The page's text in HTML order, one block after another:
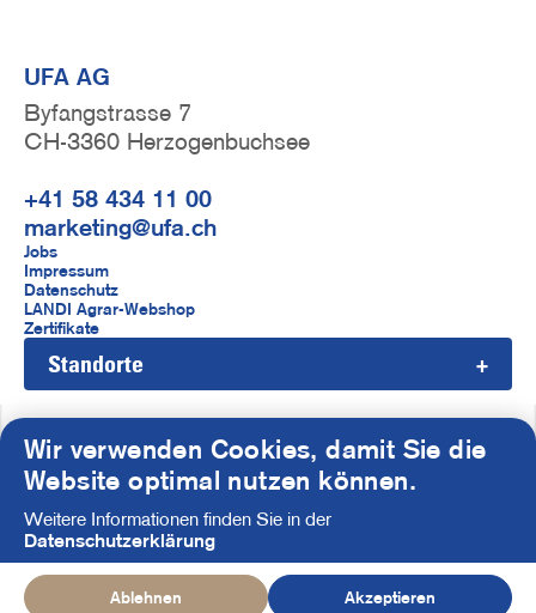
UFA AG
Byfangstrasse 7
CH-3360 Herzogenbuchsee
+41 58 434 11 00
marketing@ufa.ch
F
u
ß
z
e
i
l
e
Jobs
Impressum
Datenschutz
LANDI Agrar-Webshop
Zertifikate
Standorte
S
o
c
i
© UFA AG 2026
Wir verwenden Cookies, damit Sie die
Website optimal nutzen können.
Weitere Informationen finden Sie in der
Datenschutzerklärung
Akzeptieren
Ablehnen